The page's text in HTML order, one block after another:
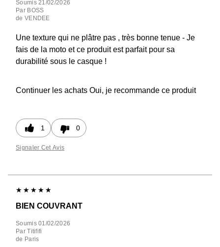
Soumis21/02/2026
Par BOSS
de VENDEE
Une texture qui ne plâtre pas , très bonne tenue - Je
fais de la moto et ce produit est parfait pour sa
durabilité sous le casque !
Continuer les achats Oui, je recommande ce produit
1 0
Signaler Cet Avis
BIEN COUVRANT
Soumis01/02/2026
Par Titififi
de Paris